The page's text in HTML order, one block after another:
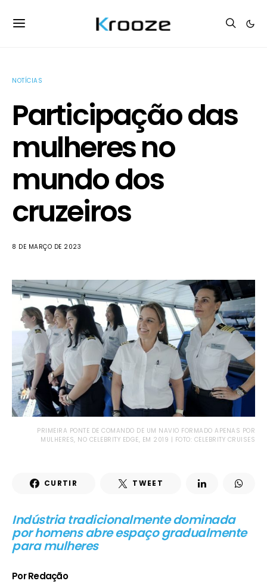
NOTÍCIAS
Participação das
mulheres no
mundo dos
cruzeiros
8 DE MARÇO DE 2023
PRIMEIRA PONTE DE COMANDO DE UM NAVIO FORMADO APENAS POR
MULHERES, NO CELEBRITY EDGE, EM 2019 | FOTO: CELEBRITY CRUISES
CURTIR TWEET
Indústria tradicionalmente dominada
por homens abre espaço gradualmente
para mulheres
Por Redação